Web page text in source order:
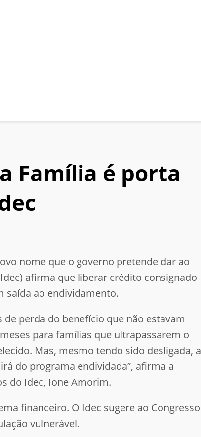
Família é porta
nome que o governo pretende dar ao
afirma que liberar crédito consignado
saída ao endividamento.
perda do benefício que não estavam
para famílias que ultrapassarem o
Mas, mesmo tendo sido desligada, a
do programa endividada”, afirma a
do Idec, Ione Amorim.
financeiro. O Idec sugere ao Congresso
vulnerável.